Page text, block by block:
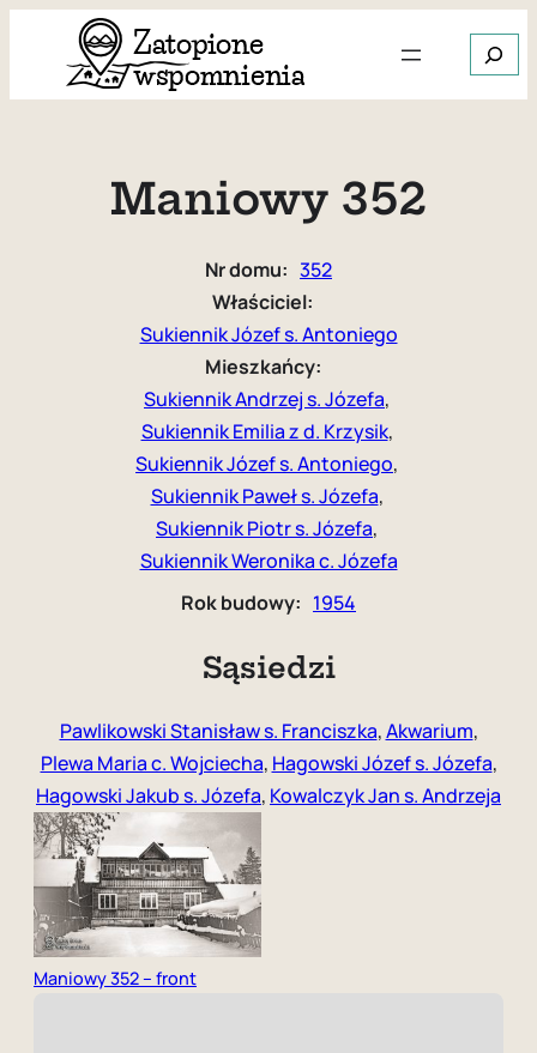
Szukaj
Maniowy 352
Nr domu: 352
Właściciel:
Sukiennik Józef s. Antoniego
Mieszkańcy:
Sukiennik Andrzej s. Józefa,
Sukiennik Emilia z d. Krzysik,
Sukiennik Józef s. Antoniego,
Sukiennik Paweł s. Józefa,
Sukiennik Piotr s. Józefa,
Sukiennik Weronika c. Józefa
Rok budowy: 1954
Sąsiedzi
Pawlikowski Stanisław s. Franciszka,Akwarium,
Plewa Maria c. Wojciecha, Hagowski Józef s. Józefa,
Hagowski Jakub s. Józefa, Kowalczyk Jan s. Andrzeja
Maniowy 352 – front